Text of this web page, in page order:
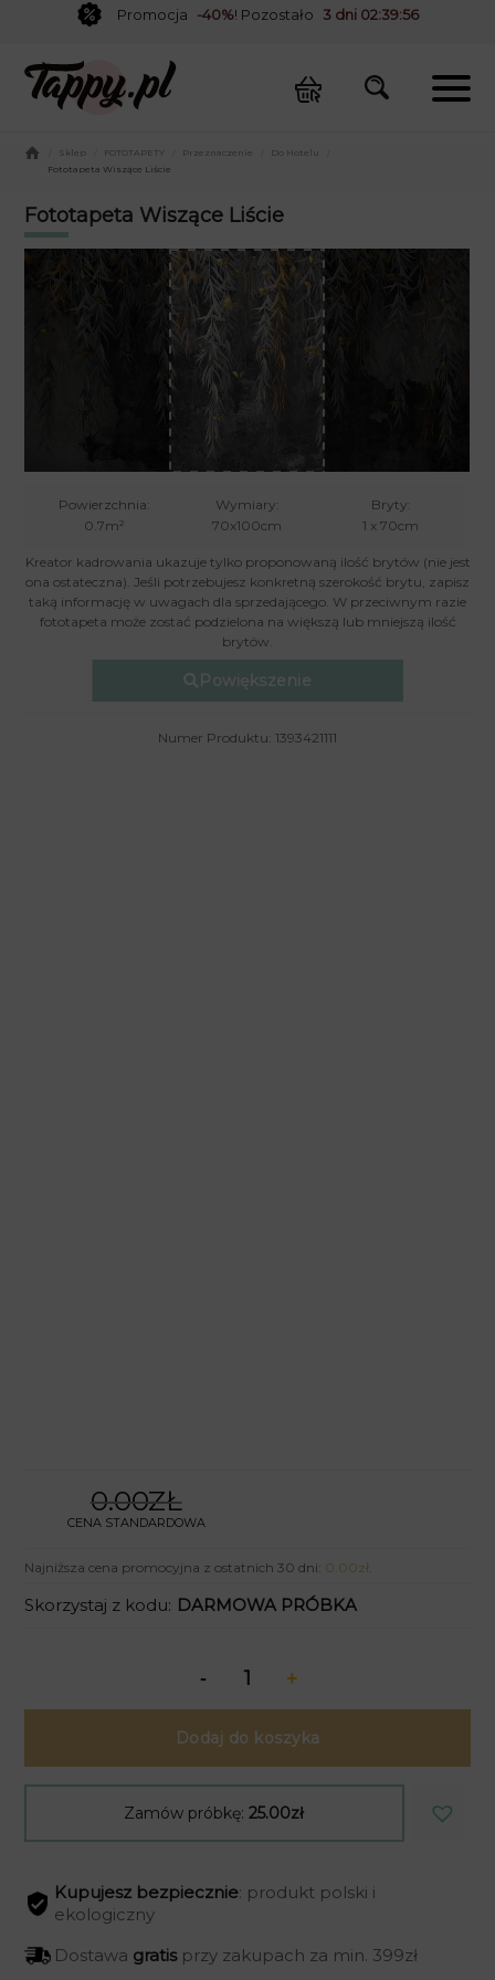
Promocja -40%! Pozostało 3 dni 02:39:56
Sklep FOTOTAPETY Przeznaczenie Do Hotelu
Fototapeta Wiszące Liście
Fototapeta Wiszące Liście
Powierzchnia:
0.7m²
Wymiary:
70x100cm
Bryty:
1 x 70cm
Kreator kadrowania ukazuje tylko proponowaną ilość brytów (nie jest
ona ostateczna). Jeśli potrzebujesz konkretną szerokość brytu, zapisz
taką informację w uwagach dla sprzedającego. W przeciwnym razie
fototapeta może zostać podzielona na większą lub mniejszą ilość
brytów.
Powiększenie
Numer Produktu: 1393421111
0.00ZŁ
CENA STANDARDOWA
Najniższa cena promocyjna z ostatnich 30 dni: 0.00zł
Skorzystaj z kodu: DARMOWA PRÓBKA
Dodaj do koszyka
Zamów próbkę:25.00zł
Kupujesz bezpiecznie: produkt polski i
ekologiczny
Dostawa gratisprzy zakupach za min. 399zł